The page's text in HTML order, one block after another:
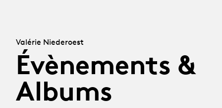
Valérie Niederoest
Évènements &
Albums